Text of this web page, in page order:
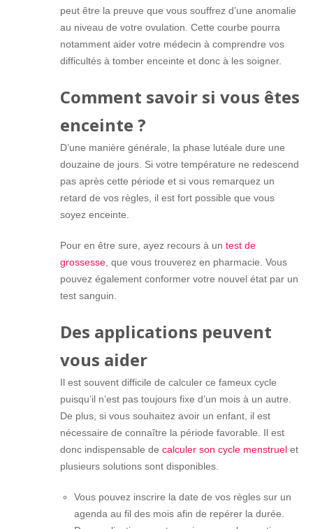
peut être la preuve que vous souffrez d’une anomalie
au niveau de votre ovulation. Cette courbe pourra
notamment aider votre médecin à comprendre vos
difficultés à tomber enceinte et donc à les soigner.
Comment savoir si vous êtes
enceinte ?
D’une manière générale, la phase lutéale dure une
douzaine de jours. Si votre température ne redescend
pas après cette période et si vous remarquez un
retard de vos règles, il est fort possible que vous
soyez enceinte.
Pour en être sure, ayez recours à untest de
grossesse , que vous trouverez en pharmacie. Vous
pouvez également conformer votre nouvel état par un
test sanguin.
Des applications peuvent
vous aider
Il est souvent difficile de calculer ce fameux cycle
puisqu’il n’est pas toujours fixe d’un mois à un autre.
De plus, si vous souhaitez avoir un enfant, il est
nécessaire de connaître la période favorable. Il est
donc indispensable decalculer son cycle menstruel et
plusieurs solutions sont disponibles.
Vous pouvez inscrire la date de vos règles sur un
agenda au fil des mois afin de repérer la durée.